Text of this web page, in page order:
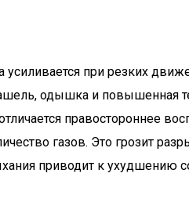
при резких
одышка и повышенная
правостороннее
газов. Это грозит
приводит к ухудшению